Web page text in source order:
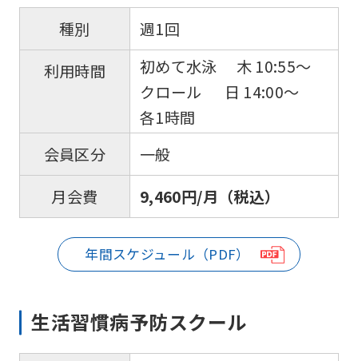
種別
週1回
利用時間
初めて水泳 木 10:55〜
クロール 日 14:00〜
各1時間
会員区分
一般
月会費
9,460円/月（税込）
年間スケジュール（PDF）
生活習慣病予防スクール